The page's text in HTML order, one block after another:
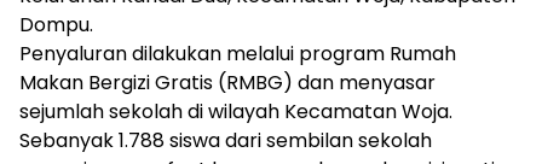
Dompu.
Penyaluran dilakukan melalui program Rumah
Makan Bergizi Gratis (RMBG) dan menyasar
sejumlah sekolah di wilayah Kecamatan Woja.
Sebanyak 1.788 siswa dari sembilan sekolah